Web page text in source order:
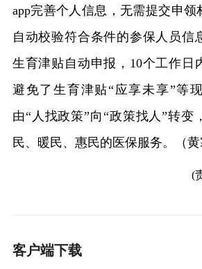
app完善个人信息，无需提交申
自动校验符合条件的参保人员信
生育津贴自动申报，10个工作日
避免了生育津贴“应享未享”等
由“人找政策”向“政策找人”转变
民、暖民、惠民的医保服务。（黄
(
客户端下载